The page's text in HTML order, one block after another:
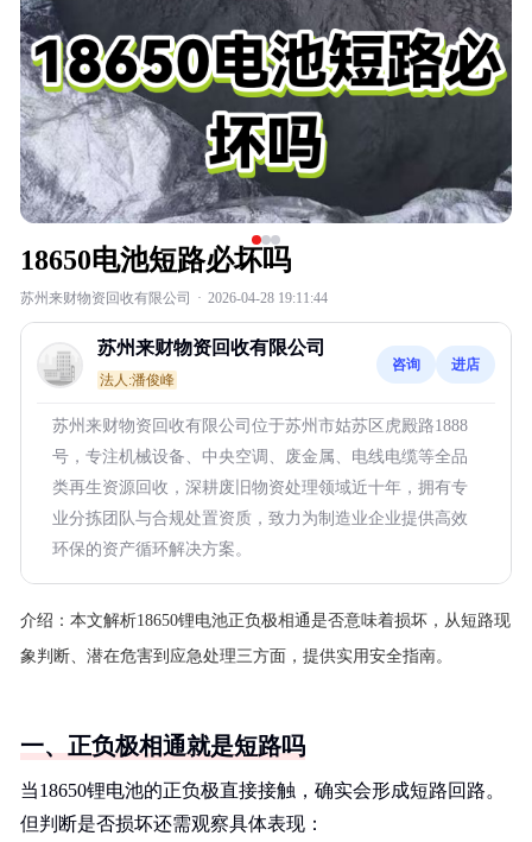
18650电池短路必坏吗
苏州来财物资回收有限公司 · 2026-04-28 19:11:44
苏州来财物资回收有限公司
法人:潘俊峰
咨询 进店
苏州来财物资回收有限公司位于苏州市姑苏区虎殿路1888
号，专注机械设备、中央空调、废金属、电线电缆等全品
类再生资源回收，深耕废旧物资处理领域近十年，拥有专
业分拣团队与合规处置资质，致力为制造业企业提供高效
环保的资产循环解决方案。
介绍： 本文解析18650锂电池正负极相通是否意味着损坏，从短路现
象判断、潜在危害到应急处理三方面，提供实用安全指南。
一、正负极相通就是短路吗
当18650锂电池的正负极直接接触，确实会形成短路回路。
但判断是否损坏还需观察具体表现：